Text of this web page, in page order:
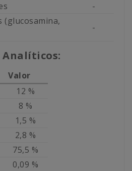
-
-
Analíticos:
Valor
12 %
8 %
1,5 %
2,8 %
75,5 %
0,09 %